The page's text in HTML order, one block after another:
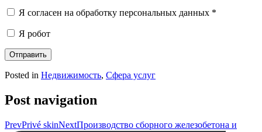
Я согласен на обработку персональных данных *
Я робот
Отправить
Posted in Недвижимость, Сфера услуг
Post navigation
PrevPrivé skinNextПроизводство сборного железобетона и